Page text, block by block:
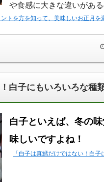
や食感に大きな違いがある
ントを方を知って、美味しいお正月
白子にもいろいろな種
白子といえば、冬の
味しいですよね！
「白子は真鱈だけではない！白